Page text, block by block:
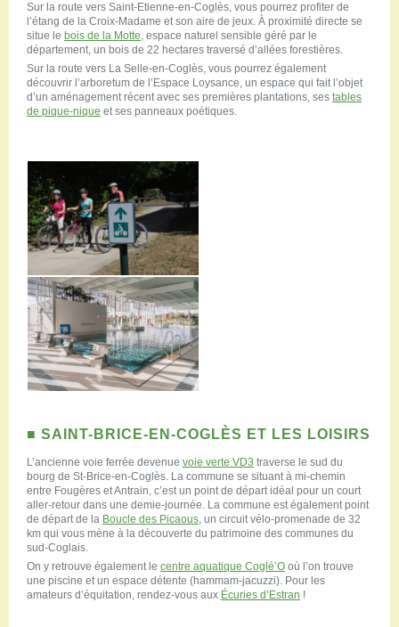
Sur la route vers Saint-Etienne-en-Coglès, vous pourrez profiter de
l’étang de la Croix-Madame et son aire de jeux. À proximité directe se
situe le bois de la Motte, espace naturel sensible géré par le
département, un bois de 22 hectares traversé d’allées forestières.
Sur la route vers La Selle-en-Coglès, vous pourrez également
découvrir l’arboretum de l’Espace Loysance, un espace qui fait l’objet
d’un aménagement récent avec ses premières plantations, ses tables
de pique-nique et ses panneaux poétiques.
■ SAINT-BRICE-EN-COGLÈS ET LES LOISIRS
L’ancienne voie ferrée devenue voie verte VD3 traverse le sud du
bourg de St-Brice-en-Coglès. La commune se situant à mi-chemin
entre Fougères et Antrain, c’est un point de départ idéal pour un court
aller-retour dans une demie-journée. La commune est également point
de départ de la Boucle des Picaous, un circuit vélo-promenade de 32
km qui vous mène à la découverte du patrimoine des communes du
sud-Coglais.
On y retrouve également le centre aquatique Coglé’O où l’on trouve
une piscine et un espace détente (hammam-jacuzzi). Pour les
amateurs d’équitation, rendez-vous aux Écuries d’Estran !